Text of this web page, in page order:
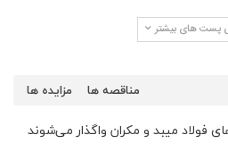
پست های بیشتر
مزایده ها مناقصه ها
فولاد میبد و مکران واگذار می‌شوند